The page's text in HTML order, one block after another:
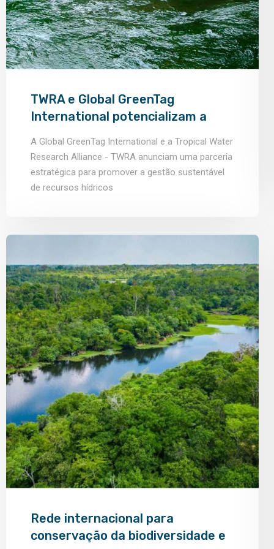
TWRA e Global GreenTag
International potencializam a
A Global GreenTag International e a Tropical Water
Research Alliance - TWRA anunciam uma parceria
estratégica para promover a gestão sustentável
de recursos hídricos
Rede internacional para
conservação da biodiversidade e